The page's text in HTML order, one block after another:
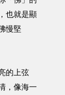
也就是顯
慢堅
的上弦
，像海一